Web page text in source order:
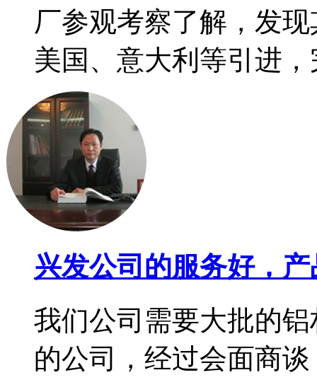
厂参观考察了解，发
美国、意大利等引进，
兴发公司的服务好，
我们公司需要大批的
的公司，经过会面商